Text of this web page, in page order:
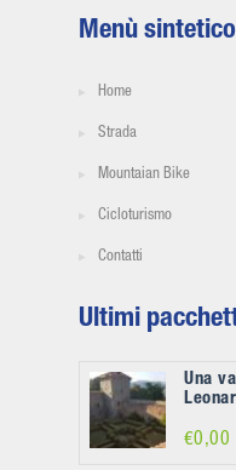
Menù sintetico
Home
Strada
Mountaian Bike
Cicloturismo
Contatti
Ultimi
Una
€0,00